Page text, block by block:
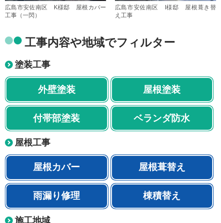
広島市安佐南区 K様邸 屋根カバー
工事（一閃）
広島市安佐南区 I様邸 屋根葺き替
え工事
工事内容や地域でフィルター
塗装工事
外壁塗装 屋根塗装
付帯部塗装 ベランダ防水
屋根工事
屋根カバー 屋根葺替え
雨漏り修理 棟積替え
施工地域